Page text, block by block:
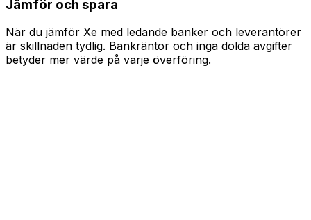
Jämför och spara
När du jämför Xe med ledande banker och leverantörer
är skillnaden tydlig. Bankräntor och inga dolda avgifter
betyder mer värde på varje överföring.